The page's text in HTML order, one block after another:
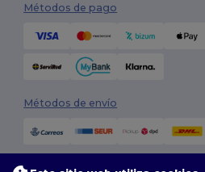
Métodos de pago
Métodos de envío